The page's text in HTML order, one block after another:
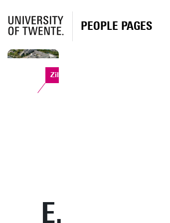
PEOPLE PAGES
Zilverling
E.